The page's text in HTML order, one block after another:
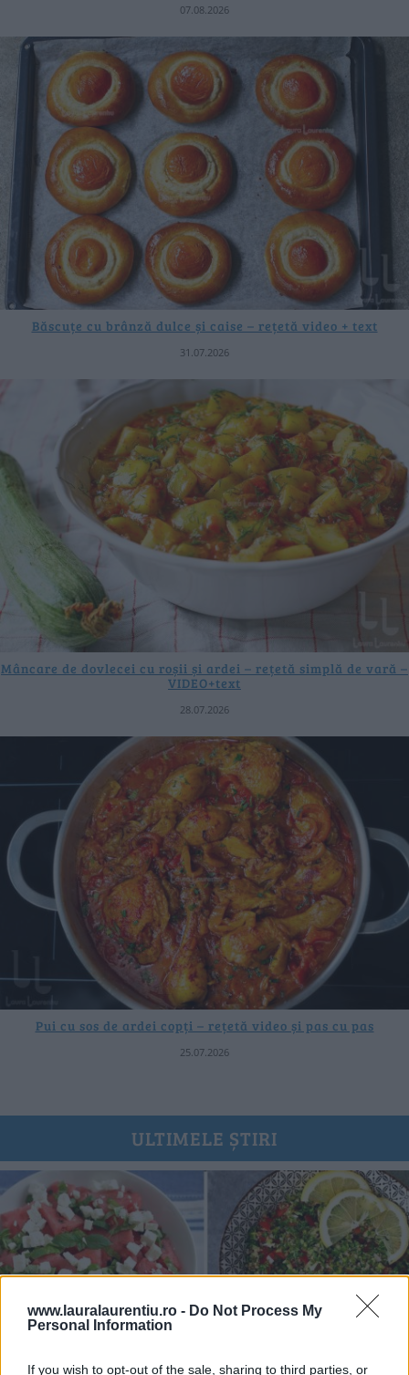
www.lauralaurentiu.ro - Do Not Process My
Personal Information
If you wish to opt-out of the sale, sharing to third parties, or
07.08.2026
Băscuțe cu brânză dulce și caise – rețetă video + text
31.07.2026
Mâncare de dovlecei cu roșii și ardei – rețetă simplă de vară –
VIDEO+text
28.07.2026
Pui cu sos de ardei copți – rețetă video și pas cu pas
25.07.2026
ULTIMELE ȘTIRI